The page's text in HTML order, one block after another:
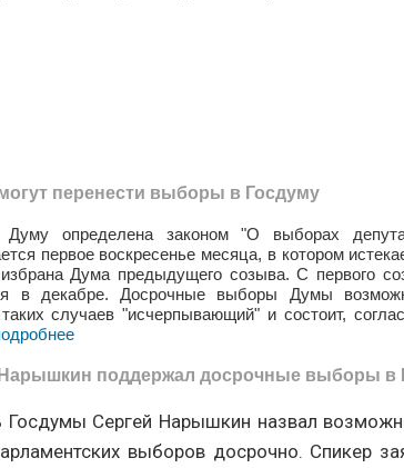
перенести выборы в Госдуму
определена законом "О выборах
первое воскресенье месяца, в котором
Дума предыдущего созыва. С первого
в декабре. Досрочные выборы Думы
случаев "исчерпывающий" и состоит,
поддержал досрочные выборы в
Госдумы Сергей Нарышкин назвал
выборов досрочно. Спикер